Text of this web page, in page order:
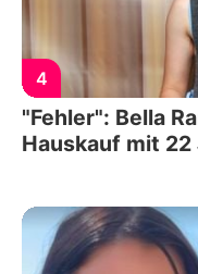
4
"Fehler": Bella
Hauskauf mit 22